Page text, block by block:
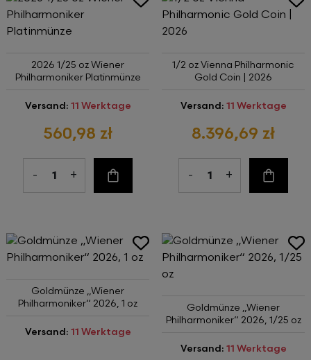
2026 1/25 oz Wiener
Philharmoniker Platinmünze
Versand: 11 Werktage
560,98 zł
- + Zum Warenkorb
1/2 oz Vienna Philharmonic
Gold Coin | 2026
Versand: 11 Werktage
8.396,69 zł
- + Zum
Goldmünze „Wiener
Philharmoniker“ 2026, 1 oz
Versand: 11 Werktage
Goldmünze „Wiener
Philharmoniker“ 2026, 1/25 oz
Versand: 11 Werktage